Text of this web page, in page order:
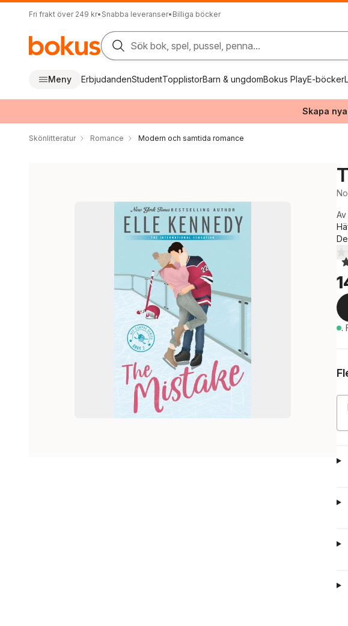
Fri frakt över 249 kr• Snabba leveranser• Billiga böcker
Sök bok, spel, pussel, penna...
Meny ErbjudandenStudentTopplistorBarn & ungdomBokus PlayE-böcker
Skapa
Skönlitteratur Romance Modern och samtida romance
Av
3,2
.